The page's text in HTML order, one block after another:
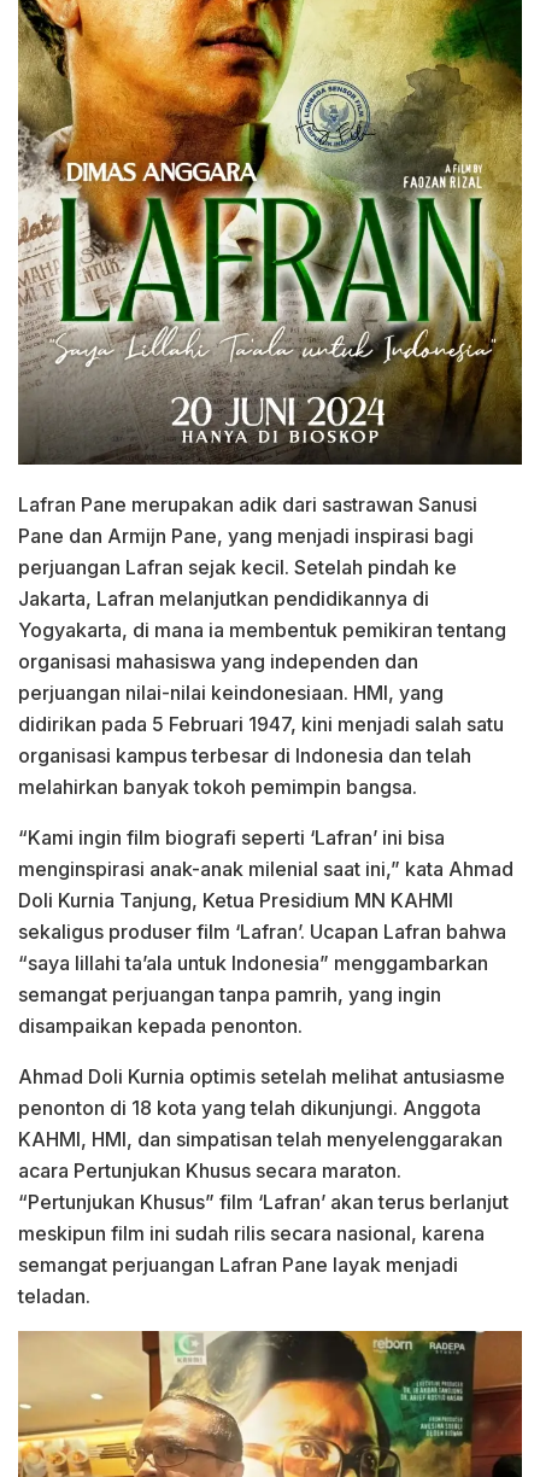
Lafran Pane merupakan adik dari sastrawan Sanusi
Pane dan Armijn Pane, yang menjadi inspirasi bagi
perjuangan Lafran sejak kecil. Setelah pindah ke
Jakarta, Lafran melanjutkan pendidikannya di
Yogyakarta, di mana ia membentuk pemikiran tentang
organisasi mahasiswa yang independen dan
perjuangan nilai-nilai keindonesiaan. HMI, yang
didirikan pada 5 Februari 1947, kini menjadi salah satu
organisasi kampus terbesar di Indonesia dan telah
melahirkan banyak tokoh pemimpin bangsa.
“Kami ingin film biografi seperti ‘Lafran’ ini bisa
menginspirasi anak-anak milenial saat ini,” kata Ahmad
Doli Kurnia Tanjung, Ketua Presidium MN KAHMI
sekaligus produser film ‘Lafran’. Ucapan Lafran bahwa
“saya lillahi ta’ala untuk Indonesia” menggambarkan
semangat perjuangan tanpa pamrih, yang ingin
disampaikan kepada penonton.
Ahmad Doli Kurnia optimis setelah melihat antusiasme
penonton di 18 kota yang telah dikunjungi. Anggota
KAHMI, HMI, dan simpatisan telah menyelenggarakan
acara Pertunjukan Khusus secara maraton.
“Pertunjukan Khusus” film ‘Lafran’ akan terus berlanjut
meskipun film ini sudah rilis secara nasional, karena
semangat perjuangan Lafran Pane layak menjadi
teladan.